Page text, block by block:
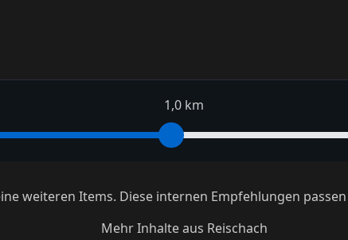
1,0 km
weiteren Items. Diese internen Empfehlungen
Mehr Inhalte aus Reischach